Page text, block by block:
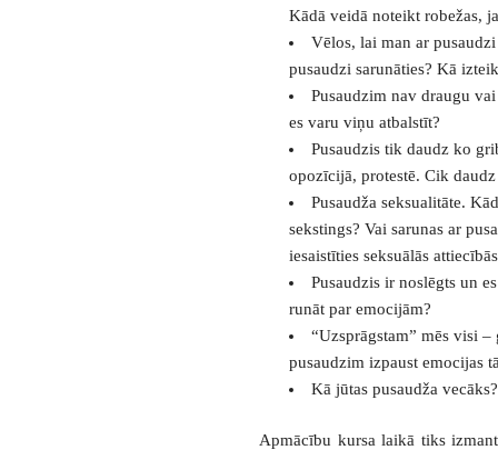
Kādā veidā noteikt robežas,
Vēlos, lai man ar
pusaudzi sarunāties? Kā
Pusaudzim nav draugu
es varu viņu atbalstīt?
Pusaudzis tik daudz ko
opozīcijā, protestē. Cik
Pusaudža seksualitāte.
sekstings? Vai sarunas ar
iesaistīties seksuālās
Pusaudzis ir noslēgts un
runāt par emocijām?
“Uzsprāgstam” mēs visi
pusaudzim izpaust emocijas
Kā jūtas pusaudža
Apmācību kursa laikā tiks